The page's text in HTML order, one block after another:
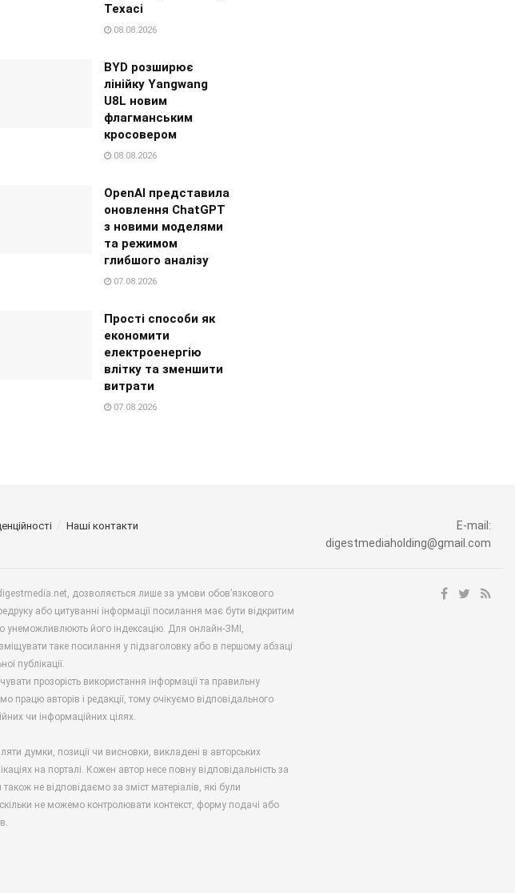
Техасі
08.08.2026
BYD розширює
лінійку Yangwang
U8L новим
флагманським
кросовером
08.08.2026
OpenAI представила
оновлення ChatGPT
з новими моделями
та режимом
глибшого аналізу
07.08.2026
Прості способи як
економити
електроенергію
влітку та зменшити
витрати
07.08.2026
Наші контакти
E-mail:
digestmediaholding@gmail.com
дозволяється лише за умови обов’язкового
або цитуванні інформації посилання має бути відкритим
унеможливлюють його індексацію. Для онлайн-ЗМІ,
таке посилання у підзаголовку або в першому абзаці
публікації.
прозорість використання інформації та правильну
працю авторів і редакції, тому очікуємо відповідального
чи інформаційних цілях.
думки, позиції чи висновки, викладені в авторських
на порталі. Кожен автор несе повну відповідальність за
не відповідаємо за зміст матеріалів, які були
не можемо контролювати контекст, форму подачі або